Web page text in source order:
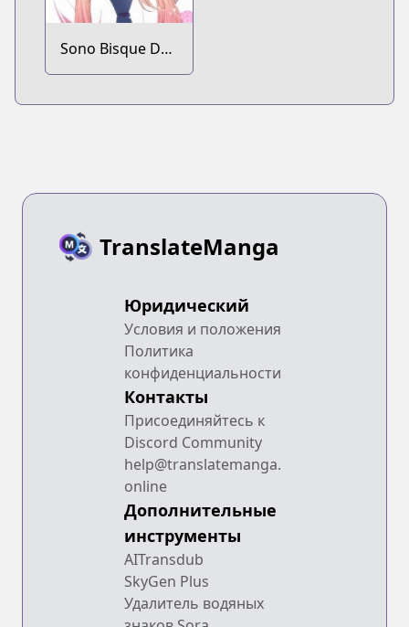
Sono Bisque Doll
wa Koi wo Suru
TranslateManga
Юридический
Условия и положения
Политика
конфиденциальности
Контакты
Присоединяйтесь к
Discord Community
help@translatemanga.
online
Дополнительные
инструменты
AITransdub
SkyGen Plus
Удалитель водяных